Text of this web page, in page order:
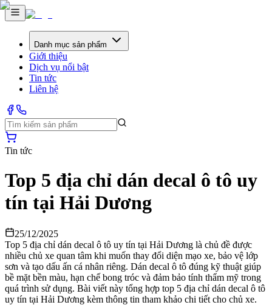
Danh mục sản phẩm
Giới thiệu
Dịch vụ nổi bật
Tin tức
Liên hệ
Tin tức
Top 5 địa chỉ dán decal ô tô uy
tín tại Hải Dương
25/12/2025
Top 5 địa chỉ dán decal ô tô uy tín tại Hải Dương là chủ đề được
nhiều chủ xe quan tâm khi muốn thay đổi diện mạo xe, bảo vệ lớp
sơn và tạo dấu ấn cá nhân riêng. Dán decal ô tô đúng kỹ thuật giúp
bề mặt bền màu, hạn chế bong tróc và đảm bảo tính thẩm mỹ trong
quá trình sử dụng. Bài viết này tổng hợp top 5 địa chỉ dán decal ô tô
uy tín tại Hải Dương kèm thông tin tham khảo chi tiết cho chủ xe.